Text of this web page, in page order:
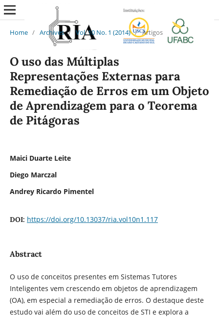
Home / Archives / Vol. 10 No. 1 (2014) / Artigos
O uso das Múltiplas
Representações Externas para
Remediação de Erros em um Objeto
de Aprendizagem para o Teorema
de Pitágoras
Maici Duarte Leite
Diego Marczal
Andrey Ricardo Pimentel
DOI: https://doi.org/10.13037/ria.vol10n1.117
Abstract
O uso de conceitos presentes em Sistemas Tutores
Inteligentes vem crescendo em objetos de aprendizagem
(OA), em especial a remediação de erros. O destaque deste
estudo vai além do uso de conceitos de STI e explora a